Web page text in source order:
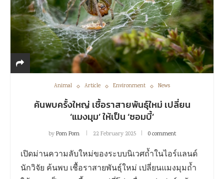
Animal Article Environment News
ค้นพบครั้งใหญ่ เชื้อราสายพันธุ์ใหม่ เปลี่ยน
‘แมงมุม’ ให้เป็น ‘ซอมบี้’
byPom Pom 22 February 2025 0 comment
เปิดม่านความลับใหม่ของระบบนิเวศถ้ำในไอร์แลนด์
นักวิจัย ค้นพบ เชื้อราสายพันธุ์ใหม่ เปลี่ยนแมงมุมถ้ำ